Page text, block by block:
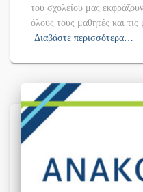
του σχολείου μας
όλους τους μαθητές και
Διαβάστε περισσότερα…